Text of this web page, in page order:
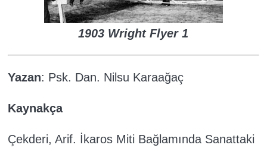
1903 Wright Flyer 1
Yazan: Psk. Dan. Nilsu Karaağaç
Kaynakça
Çekderi, Arif. İkaros Miti Bağlamında Sanattaki